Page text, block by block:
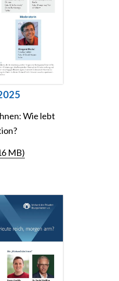
Wie lebt
MB)